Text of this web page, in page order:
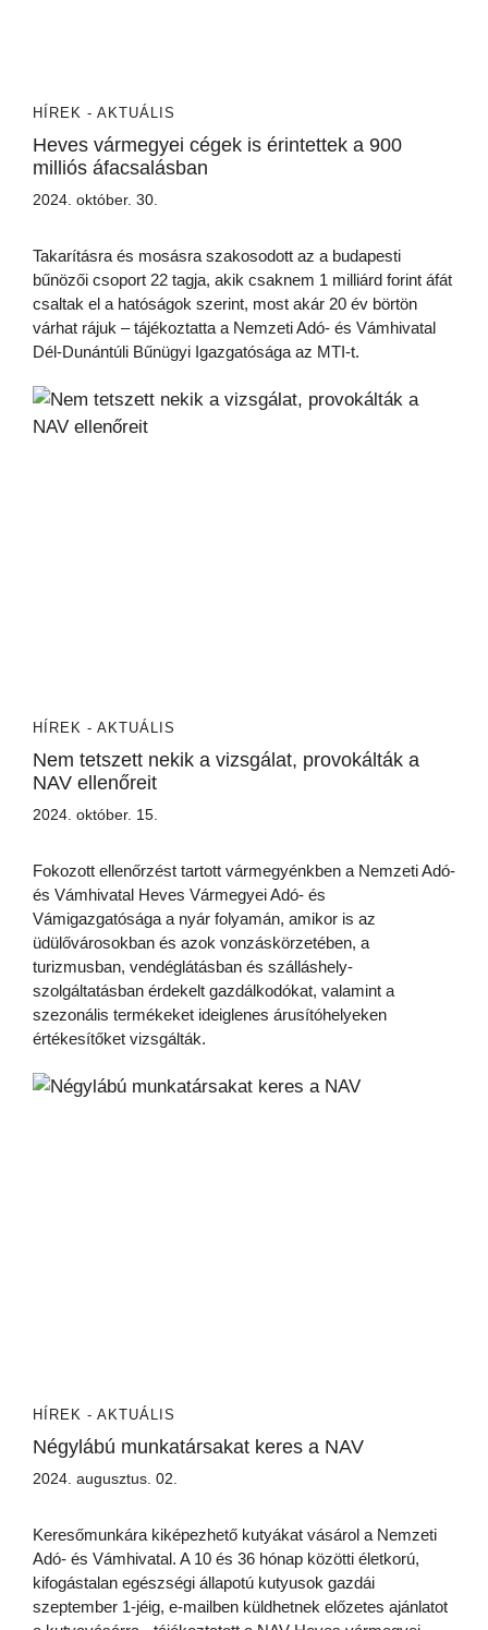
HÍREK - AKTUÁLIS
Heves vármegyei cégek is érintettek a 900
milliós áfacsalásban
2024. október. 30.
Takarításra és mosásra szakosodott az a budapesti
bűnözői csoport 22 tagja, akik csaknem 1 milliárd forint áfát
csaltak el a hatóságok szerint, most akár 20 év börtön
várhat rájuk – tájékoztatta a Nemzeti Adó- és Vámhivatal
Dél-Dunántúli Bűnügyi Igazgatósága az MTI-t.
HÍREK - AKTUÁLIS
Nem tetszett nekik a vizsgálat, provokálták a
NAV ellenőreit
2024. október. 15.
Fokozott ellenőrzést tartott vármegyénkben a Nemzeti Adó-
és Vámhivatal Heves Vármegyei Adó- és
Vámigazgatósága a nyár folyamán, amikor is az
üdülővárosokban és azok vonzáskörzetében, a
turizmusban, vendéglátásban és szálláshely-
szolgáltatásban érdekelt gazdálkodókat, valamint a
szezonális termékeket ideiglenes árusítóhelyeken
értékesítőket vizsgálták.
HÍREK - AKTUÁLIS
Négylábú munkatársakat keres a NAV
2024. augusztus. 02.
Keresőmunkára kiképezhető kutyákat vásárol a Nemzeti
Adó- és Vámhivatal. A 10 és 36 hónap közötti életkorú,
kifogástalan egészségi állapotú kutyusok gazdái
szeptember 1-jéig, e-mailben küldhetnek előzetes ajánlatot